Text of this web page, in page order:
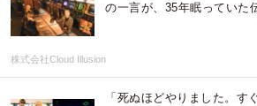
の一言が、35年眠っていた
株式会社Cloud Illusion
「死ぬほどやりました。す